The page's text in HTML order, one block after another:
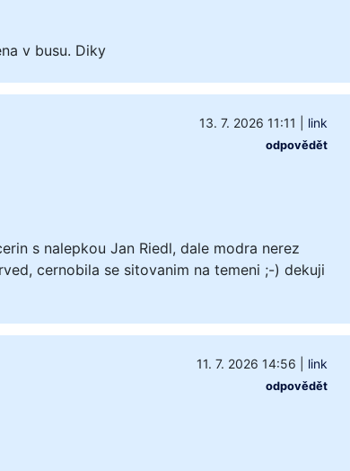
v busu. Diky
13. 7. 2026 11:11 link
odpovědět
s nalepkou Jan Riedl, dale modra nerez
cernobila se sitovanim na temeni ;-) dekuji
11. 7. 2026 14:56 link
odpovědět